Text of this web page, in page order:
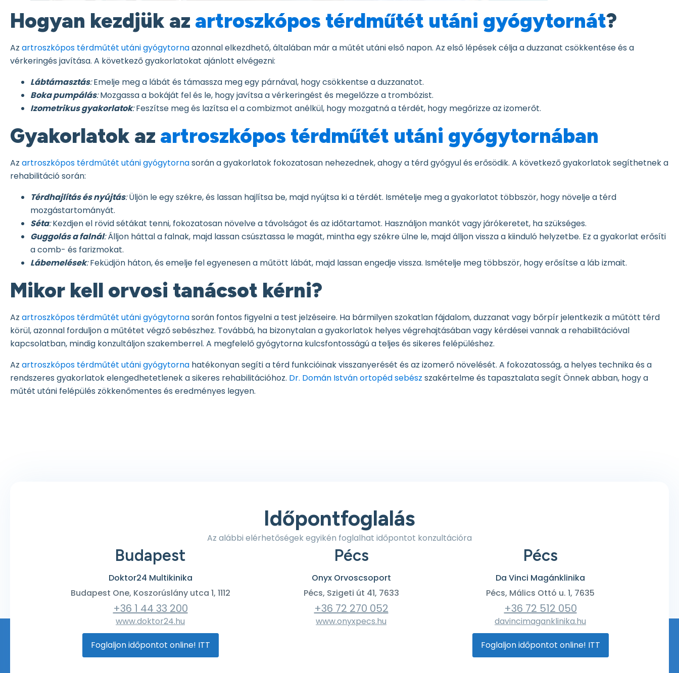
Hogyan kezdjük az artroszkópos térdműtét utáni gyógytornát?
Az artroszkópos térdműtét utáni gyógytornaazonnal elkezdhető, általában már a műtét utáni első napon. Az első lépések célja a duzzanat csökkentése és a
vérkeringés javítása. A következő gyakorlatokat ajánlott elvégezni:
Lábtámasztás:Emelje meg a lábát és támassza meg egy párnával, hogy csökkentse a duzzanatot.
Boka pumpálás:Mozgassa a bokáját fel és le, hogy javítsa a vérkeringést és megelőzze a trombózist.
Izometrikus gyakorlatok:Feszítse meg és lazítsa el a combizmot anélkül, hogy mozgatná a térdét, hogy megőrizze az izomerőt.
Gyakorlatok az artroszkópos térdműtét utáni gyógytornában
Az artroszkópos térdműtét utáni gyógytornasorán a gyakorlatok fokozatosan nehezednek, ahogy a térd gyógyul és erősödik. A következő gyakorlatok segíthetnek a
rehabilitáció során:
Térdhajlítás és nyújtás:Üljön le egy székre, és lassan hajlítsa be, majd nyújtsa ki a térdét. Ismételje meg a gyakorlatot többször, hogy növelje a térd
mozgástartományát.
Séta:Kezdjen el rövid sétákat tenni, fokozatosan növelve a távolságot és az időtartamot. Használjon mankót vagy járókeretet, ha szükséges.
Guggolás a falnál:Álljon háttal a falnak, majd lassan csúsztassa le magát, mintha egy székre ülne le, majd álljon vissza a kiinduló helyzetbe. Ez a gyakorlat erősíti
a comb- és farizmokat.
Lábemelések:Feküdjön háton, és emelje fel egyenesen a műtött lábát, majd lassan engedje vissza. Ismételje meg többször, hogy erősítse a láb izmait.
Mikor kell orvosi tanácsot kérni?
Az artroszkópos térdműtét utáni gyógytornasorán fontos figyelni a test jelzéseire. Ha bármilyen szokatlan fájdalom, duzzanat vagy bőrpír jelentkezik a műtött térd
körül, azonnal forduljon a műtétet végző sebészhez. Továbbá, ha bizonytalan a gyakorlatok helyes végrehajtásában vagy kérdései vannak a rehabilitációval
kapcsolatban, mindig konzultáljon szakemberrel. A megfelelő gyógytorna kulcsfontosságú a teljes és sikeres felépüléshez.
Az artroszkópos térdműtét utáni gyógytorna hatékonyan segíti a térd funkcióinak visszanyerését és az izomerő növelését. A fokozatosság, a helyes technika és a
rendszeres gyakorlatok elengedhetetlenek a sikeres rehabilitációhoz. Dr. Domán István ortopéd sebész szakértelme és tapasztalata segít Önnek abban, hogy a
műtét utáni felépülés zökkenőmentes és eredményes legyen.
Időpontfoglalás
Az alábbi elérhetőségek egyikén foglalhat időpontot konzultációra
Budapest
Doktor24 Multikinika
Budapest One, Koszorúslány utca 1, 1112
+36 1 44 33 200
www.doktor24.hu
Foglaljon időpontot online! ITT
Pécs
Onyx Orvoscsoport
Pécs, Szigeti út 41, 7633
+36 72 270 052
www.onyxpecs.hu
Pécs
Da Vinci Magánklinika
Pécs, Málics Ottó u. 1, 7635
+36 72 512 050
davincimaganklinika.hu
Foglaljon időpontot online! ITT